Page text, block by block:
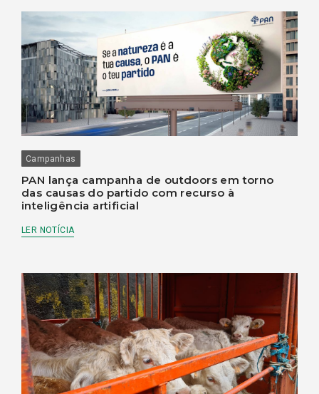
Campanhas
PAN lança campanha de outdoors em torno
das causas do partido com recurso à
inteligência artificial
LER NOTÍCIA